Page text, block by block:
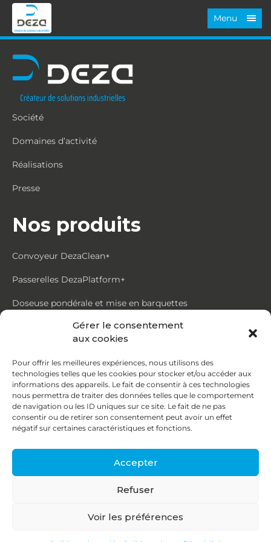
Gérer le consentement
aux cookies
Pour offrir les meilleures expériences, nous utilisons des
technologies telles que les cookies pour stocker et/ou accéder aux
informations des appareils. Le fait de consentir à ces technologies
nous permettra de traiter des données telles que le comportement
de navigation ou les ID uniques sur ce site. Le fait de ne pas
consentir ou de retirer son consentement peut avoir un effet
négatif sur certaines caractéristiques et fonctions.
Accepter
Refuser
Voir les préférences
Menu
Société
Domaines d’activité
Réalisations
Presse
Nos produits
Convoyeur DezaClean+
Passerelles DezaPlatform+
Doseuse pondérale et mise en barquettes
Trémie mouvante DezaMouv+
Contact
87, rue du Ruisseau
38070 St Quentin Fallavier
contact@deza.fr